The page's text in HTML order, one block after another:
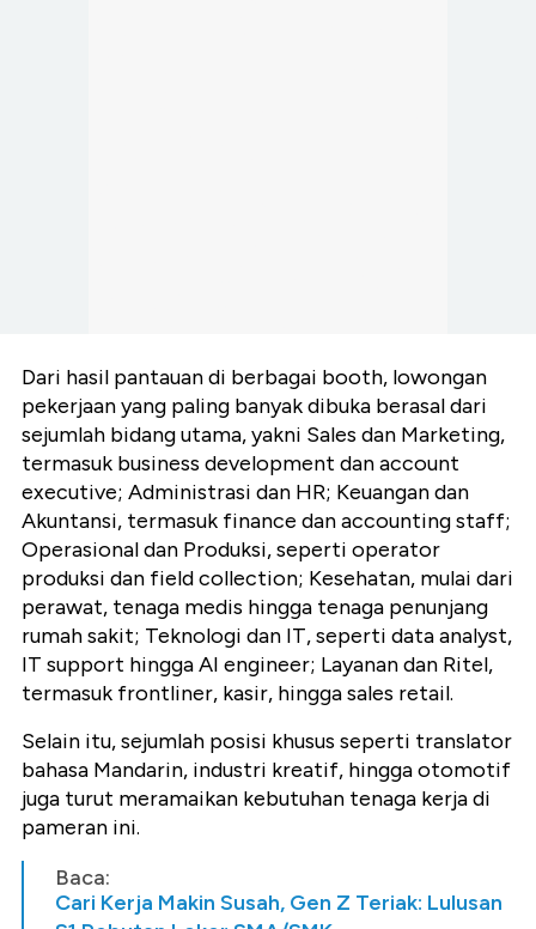
Dari hasil pantauan di berbagai booth, lowongan
pekerjaan yang paling banyak dibuka berasal dari
sejumlah bidang utama, yakni Sales dan Marketing,
termasuk business development dan account
executive; Administrasi dan HR; Keuangan dan
Akuntansi, termasuk finance dan accounting staff;
Operasional dan Produksi, seperti operator
produksi dan field collection; Kesehatan, mulai dari
perawat, tenaga medis hingga tenaga penunjang
rumah sakit; Teknologi dan IT, seperti data analyst,
IT support hingga AI engineer; Layanan dan Ritel,
termasuk frontliner, kasir, hingga sales retail.
Selain itu, sejumlah posisi khusus seperti translator
bahasa Mandarin, industri kreatif, hingga otomotif
juga turut meramaikan kebutuhan tenaga kerja di
pameran ini.
Baca:
Cari Kerja Makin Susah, Gen Z Teriak: Lulusan